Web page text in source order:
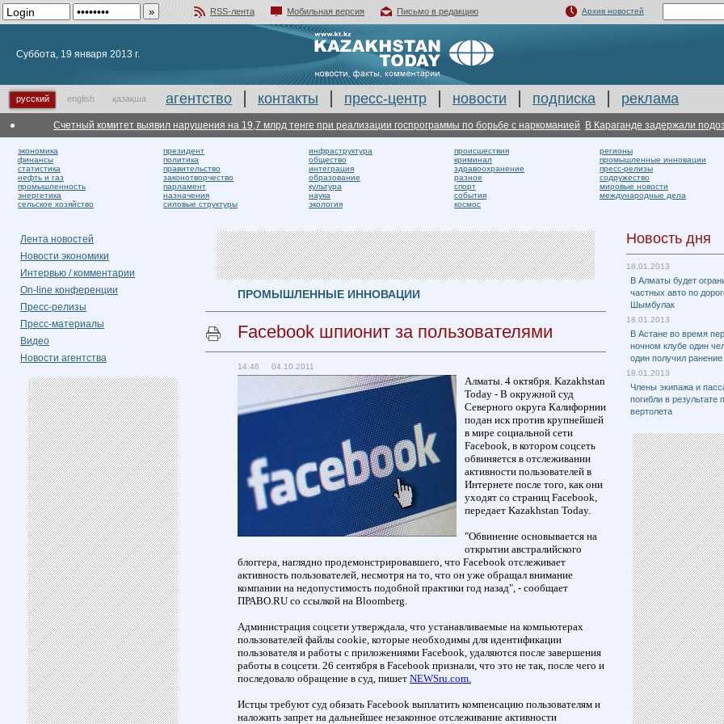
RSS-лента Мобильная версия
Письмо в редакцию
Архив новостей
Суббота, 19 января 2013 г.
русский english қазақша агентство контакты пресс-центр новости подписка реклама
Счетный комитет выявил нарушения на 19,7 млрд тенге при реализации госпрограммы по борьбе с наркоманией В Караганде задержали
экономика
финансы
статистика
нефть и газ
промышленность
энергетика
сельское хозяйство
президент
политика
правительство
законотворчество
парламент
назначения
силовые структуры
инфраструктура
общество
интеграция
образование
культура
наука
экология
происшествия
криминал
здравоохранение
разное
спорт
события
космос
регионы
промышленные инновации
пресс-релизы
содружество
мировые новости
международные дела
Лента новостей
Новости экономики
Интервью / комментарии
On-line конференции
Пресс-релизы
Пресс-материалы
Видео
Новости агентства
ПРОМЫШЛЕННЫЕ ИННОВАЦИИ
Facebook шпионит за пользователями
14:46 04.10.2011
Алматы. 4 октября. Kazakhstan
Today - В окружной суд
Северного округа Калифорнии
подан иск против крупнейшей
в мире социальной сети
Facebook, в котором соцсеть
обвиняется в отслеживании
активности пользователей в
Интернете после того, как они
уходят со страниц Facebook,
передает Kazakhstan Today.
"Обвинение основывается на
открытии австралийского
блоггера, наглядно продемонстрировавшего, что Facebook отслеживает
активность пользователей, несмотря на то, что он уже обращал внимание
компании на недопустимость подобной практики год назад", - сообщает
ПРАВО.RU со ссылкой на Bloomberg.
Администрация соцсети утверждала, что устанавливаемые на компьютерах
пользователей файлы cookie, которые необходимы для идентификации
пользователя и работы с приложениями Facebook, удаляются после завершения
работы в соцсети. 26 сентября в Facebook признали, что это не так, после чего и
последовало обращение в суд, пишет NEWSru.com.
Истцы требуют суд обязать Facebook выплатить компенсацию пользователям и
наложить запрет на дальнейшее незаконное отслеживание активности
Новость дня
18.01.2013
В Алматы будет
частных авто по
Шымбулак
18.01.2013
В Астане во время
ночном клубе один
один получил ранение
18.01.2013
Члены экипажа и
погибли в результате
вертолета